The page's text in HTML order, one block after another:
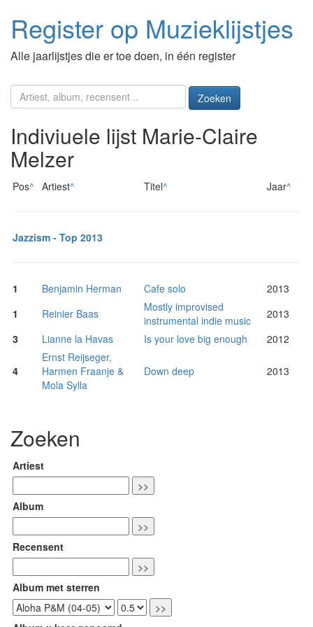
Register op Muzieklijstjes
Alle jaarlijstjes die er toe doen, in één register
Zoeken
Indiviuele lijst Marie-Claire
Melzer
Pos^ Artiest^ Titel^ Jaar^
Jazzism - Top 2013
1 Benjamin Herman Cafe solo
2013
1
Reinier Baas
Mostly improvised
instrumental indie music
2013
3
Lianne la Havas Is your love big enough 2012
4
Ernst Reijseger,
Harmen Fraanje &
Mola Sylla
Down deep 2013
Zoeken
Artiest
Album
Recensent
Album met sterren